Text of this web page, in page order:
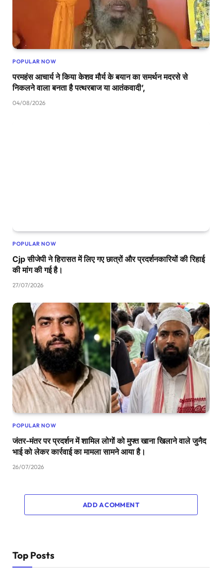
POPULAR NOW
परमहंस आचार्य ने किया केशव मौर्य के बयान का समर्थन मदरसे से
निकलने वाला बनता है पत्थरबाज या आतंकवादी’,
04/08/2026
POPULAR NOW
Cjp सीजेपी ने हिरासत में लिए गए छात्रों और प्रदर्शनकारियों की रिहाई
की मांग की गई है।
27/07/2026
POPULAR NOW
जंतर-मंतर पर प्रदर्शन में शामिल लोगों को मुफ्त खाना खिलाने वाले जुनैद
भाई को लेकर कार्रवाई का मामला सामने आया है।
26/07/2026
ADD A COMMENT
Top Posts